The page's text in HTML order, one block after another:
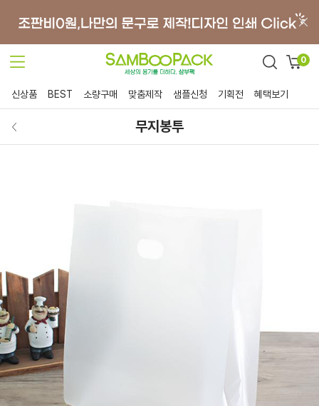
0
신상품 BEST 소량구매 맞춤제작 샘플신청 기획전 혜택보기
무지봉투